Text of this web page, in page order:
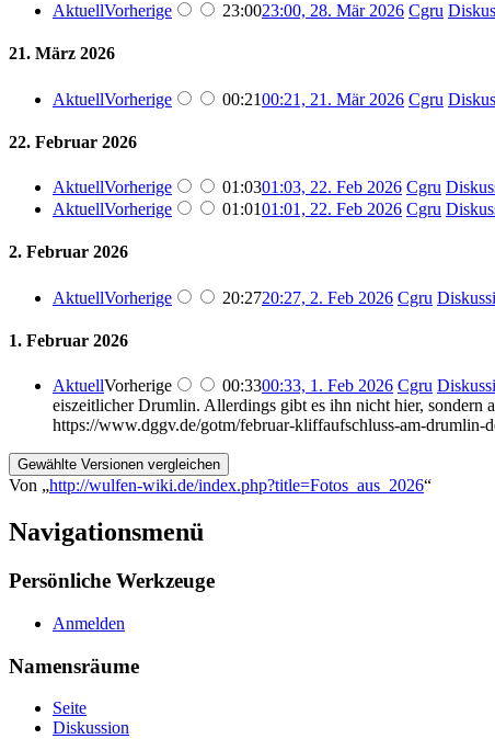
AktuellVorherige 23:0023:00, 28. Mär 2026 Cgru
21. März 2026
AktuellVorherige 00:2100:21, 21. Mär 2026 Cgru
22. Februar 2026
AktuellVorherige 01:0301:03, 22. Feb 2026 Cgru
AktuellVorherige 01:0101:01, 22. Feb 2026 Cgru
2. Februar 2026
AktuellVorherige 20:2720:27, 2. Feb 2026 Cgru
1. Februar 2026
AktuellVorherige 00:3300:33, 1. Feb 2026 Cgru
eiszeitlicher Drumlin. Allerdings gibt es ihn nicht hier, sondern
https://www.dggv.de/gotm/februar-kliffaufschluss-am-
Von „http://wulfen-wiki.de/index.php?title=Fotos_aus_2026“
Navigationsmenü
Persönliche Werkzeuge
Anmelden
Namensräume
Seite
Diskussion